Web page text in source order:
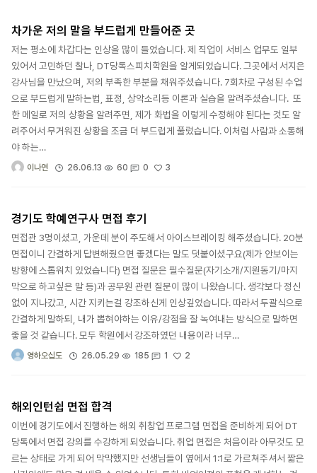
차가운 저의 말을 부드럽게 만들어준 곳
저는 평소에 차갑다는 인상을 많이 들었습니다. 제 직업이 서비스 업무도 일부
있어서 고민하던 찰나, DT당톡스피치학원을 알게되었습니다. 그곳에서 서지은
강사님을 만났으며, 저의 부족한 부분을 채워주셨습니다. 7회차로 구성된 수업
으로 부드럽게 말하는법, 표정, 상악소리등 이론과 실습을 알려주셨습니다. 또
한 메일로 저의 상황을 알려주면, 제가 화법을 이렇게 수정해야 된다는 것도 알
려주어서 무거워진 상황을 조금 더 부드럽게 풀렀습니다. 이처럼 사람과 소통해
야 하는…
이나연 26.06.13 60 0 3
경기도 학예연구사 면접 후기
면접관 3명이셨고, 가운데 분이 주도해서 아이스브레이킹 해주셨습니다. 20분
면접이니 간결하게 답변해줬으면 좋겠다는 말도 덧붙이셨구요(제가 안보이는
방향에 스톱워치 있었습니다) 면접 질문은 필수질문(자기소개/지원동기/마지
막으로 하고싶은 말 등)과 공무원 관련 질문이 많이 나왔습니다. 생각보다 정신
없이 지나갔고, 시간 지키는걸 강조하신게 인상깊었습니다. 따라서 두괄식으로
간결하게 말하되, 내가 뽑혀야하는 이유/강점을 잘 녹여내는 방식으로 말하면
좋을 것 같습니다. 모두 학원에서 강조하였던 내용이라 너무…
영하오십도 26.05.29 185 1 2
해외인턴쉽 면접 합격
이번에 경기도에서 진행하는 해외 취창업 프로그램 면접을 준비하게 되어 DT
당톡에서 면접 강의를 수강하게 되었습니다. 취업 면접은 처음이라 아무것도 모
르는 상태로 가게 되어 막막했지만 선생님들이 옆에서 1:1로 가르쳐주셔서 짧은